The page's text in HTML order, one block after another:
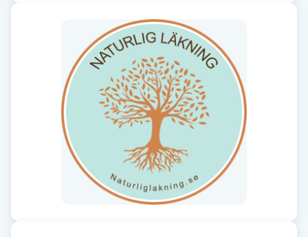
Fransborttagning
Fransfärgning